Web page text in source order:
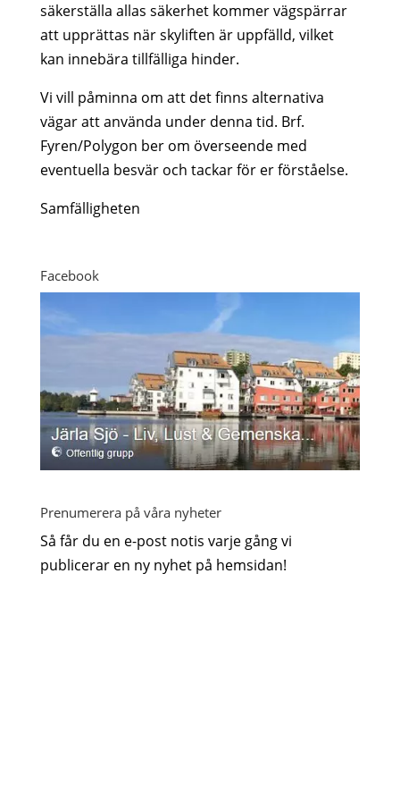
säkerställa allas säkerhet kommer vägspärrar
att upprättas när skyliften är uppfälld, vilket
kan innebära tillfälliga hinder.
Vi vill påminna om att det finns alternativa
vägar att använda under denna tid. Brf.
Fyren/Polygon ber om överseende med
eventuella besvär och tackar för er förståelse.
Samfälligheten
Facebook
Prenumerera på våra nyheter
Så får du en e-post notis varje gång vi
publicerar en ny nyhet på hemsidan!